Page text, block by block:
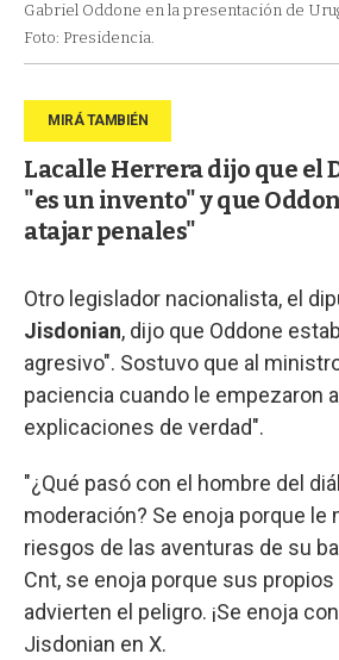
Gabriel Oddone en la presentación de
Foto: Presidencia.
Lacalle Herrera dijo que el
"es un invento" y que
atajar penales"
Otro legislador nacionalista, el
Jisdonian, dijo que Oddone
agresivo". Sostuvo que al
paciencia cuando le empezaron
explicaciones de verdad".
"¿Qué pasó con el hombre del
moderación? Se enoja porque le
riesgos de las aventuras de su
Cnt, se enoja porque sus
advierten el peligro. ¡Se enoja
Jisdonian en X.